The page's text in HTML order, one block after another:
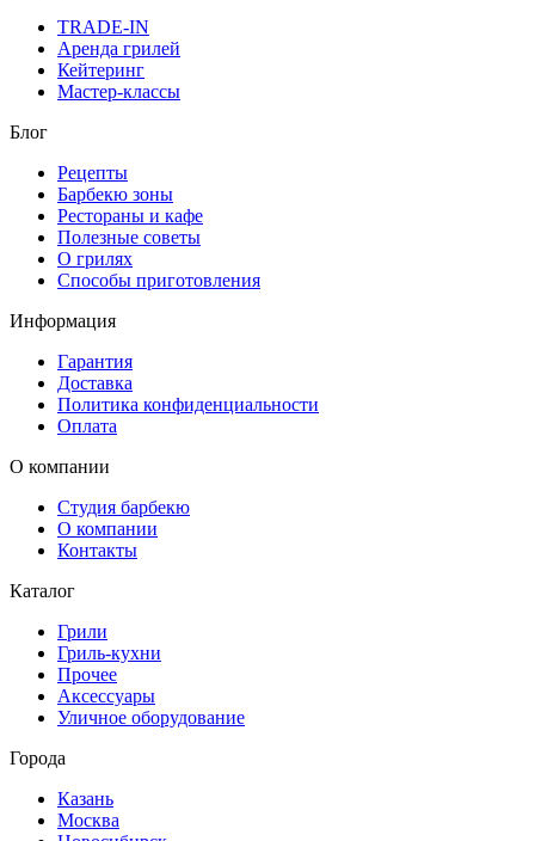
TRADE-IN
Аренда грилей
Кейтеринг
Мастер-классы
Блог
Рецепты
Барбекю зоны
Рестораны и кафе
Полезные советы
О грилях
Способы приготовления
Информация
Гарантия
Доставка
Политика конфиденциальности
Оплата
О компании
Студия барбекю
О компании
Контакты
Каталог
Грили
Гриль-кухни
Прочее
Аксессуары
Уличное оборудование
Города
Казань
Москва